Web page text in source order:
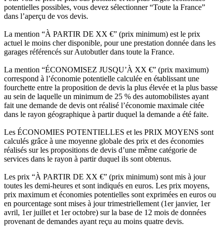
potentielles possibles, vous devez sélectionner “Toute la France”
dans l’aperçu de vos devis.
La mention “À PARTIR DE XX €” (prix minimum) est le prix
actuel le moins cher disponible, pour une prestation donnée dans les
garages référencés sur Autobutler dans toute la France.
La mention “ÉCONOMISEZ JUSQU’À XX €” (prix maximum)
correspond à l’économie potentielle calculée en établissant une
fourchette entre la proposition de devis la plus élevée et la plus basse
au sein de laquelle un minimum de 25 % des automobilistes ayant
fait une demande de devis ont réalisé l’économie maximale citée
dans le rayon géographique à partir duquel la demande a été faite.
Les ÉCONOMIES POTENTIELLES et les PRIX MOYENS sont
calculés grâce à une moyenne globale des prix et des économies
réalisés sur les propositions de devis d’une même catégorie de
services dans le rayon à partir duquel ils sont obtenus.
Les prix “À PARTIR DE XX €” (prix minimum) sont mis à jour
toutes les demi-heures et sont indiqués en euros. Les prix moyens,
prix maximum et économies potentielles sont exprimées en euros ou
en pourcentage sont mises à jour trimestriellement (1er janvier, 1er
avril, 1er juillet et 1er octobre) sur la base de 12 mois de données
provenant de demandes ayant reçu au moins quatre devis.